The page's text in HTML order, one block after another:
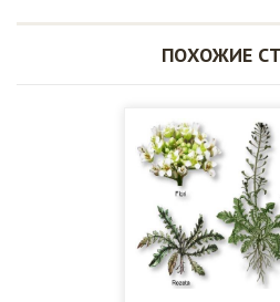
ПОХОЖИЕ